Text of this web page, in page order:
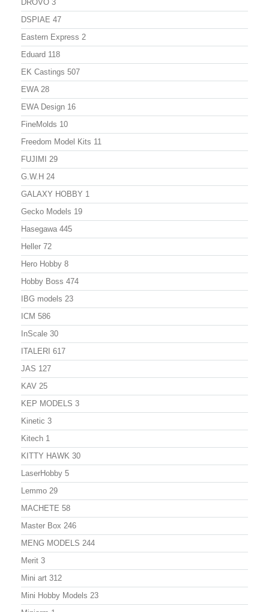
DROVO 3
DSPIAE 47
Eastern Express 2
Eduard 118
EK Castings 507
EWA 28
EWA Design 16
FineMolds 10
Freedom Model Kits 11
FUJIMI 29
G.W.H 24
GALAXY HOBBY 1
Gecko Models 19
Hasegawa 445
Heller 72
Hero Hobby 8
Hobby Boss 474
IBG models 23
ICM 586
InScale 30
ITALERI 617
JAS 127
KAV 25
KEP MODELS 3
Kinetic 3
Kitech 1
KITTY HAWK 30
LaserHobby 5
Lemmo 29
MACHETE 58
Master Box 246
MENG MODELS 244
Merit 3
Mini art 312
Mini Hobby Models 23